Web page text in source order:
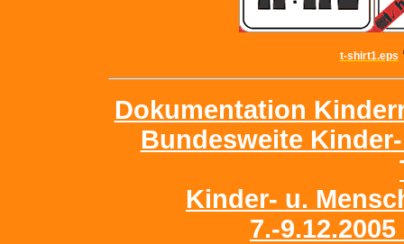
t-shirt1.eps
Dokumentation
Bundesweite
Kinder- u.
7.-